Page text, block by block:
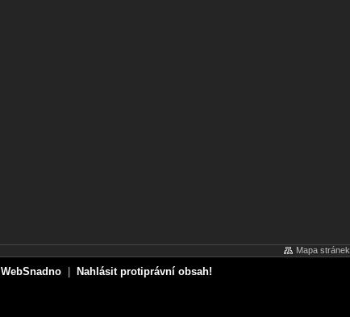
Mapa stránek
WebSnadno Nahlásit protiprávní obsah!